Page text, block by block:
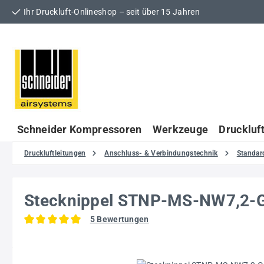
Hauptinhalt springen
Zur Suche springen
Zur Hauptnavigation springen
Ihr Druckluft-Onlineshop – seit über 15 Jahren
Schneider Kompressoren Werkzeuge
Druckluftleitungen Anschluss- & Verbindungstechnik
Stecknippel STNP-MS-NW7,2-
5 Bewertungen